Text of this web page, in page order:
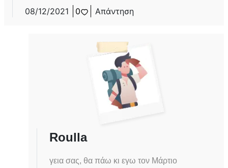
08/12/2021 0 Απάντηση
Roulla
γεια σας, θα πάω κι εγω τον Μάρτιο